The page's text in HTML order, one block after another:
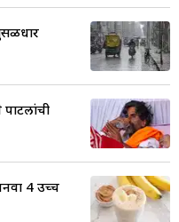
4 उच्च